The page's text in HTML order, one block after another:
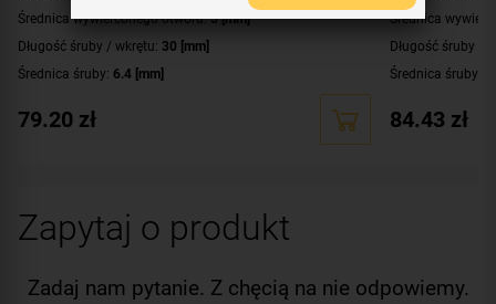
Średnica wywierconego otworu:5 [mm]
Długość śruby / wkrętu: 30 [mm]
Średnica śruby: 6.4 [mm]
Certyfikat:CNBOP-PIB
79.20 zł
Średnica
Długość śruby /
Średnica śruby:
Certyfikat:
84.43 zł
Zapytaj o produkt
Zadaj nam pytanie. Z chęcią na nie odpowiemy.